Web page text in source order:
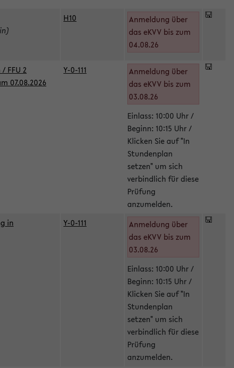
H10
Anmeldung über
das eKVV bis zum
04.08.26
FFU 2
07.08.2026
Y-0-111
Anmeldung über
das eKVV bis zum
03.08.26
Einlass: 10:00 Uhr /
Beginn: 10:15 Uhr /
Klicken Sie auf "In
Stundenplan
setzen" um sich
verbindlich für diese
Prüfung
anzumelden.
in
Y-0-111
Anmeldung über
das eKVV bis zum
03.08.26
Einlass: 10:00 Uhr /
Beginn: 10:15 Uhr /
Klicken Sie auf "In
Stundenplan
setzen" um sich
verbindlich für diese
Prüfung
anzumelden.